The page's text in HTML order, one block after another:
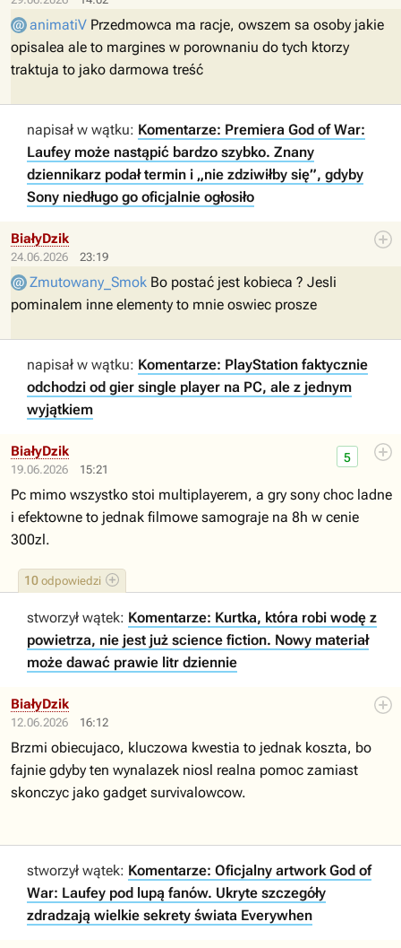
animatiV Przedmowca ma racje, owszem sa osoby jakie
opisalea ale to margines w porownaniu do tych ktorzy
traktuja to jako darmowa treść
napisał w wątku: Komentarze: Premiera God of War:
Laufey może nastąpić bardzo szybko. Znany
dziennikarz podał termin i „nie zdziwiłby się”, gdyby
Sony niedługo go oficjalnie ogłosiło
24.06.2026 23:19
BiałyDzik
Zmutowany_Smok Bo postać jest kobieca ? Jesli
pominalem inne elementy to mnie oswiec prosze
napisał w wątku: Komentarze: PlayStation faktycznie
odchodzi od gier single player na PC, ale z jednym
wyjątkiem
19.06.2026 15:21
5
10 odpowiedzi
BiałyDzik
Pc mimo wszystko stoi multiplayerem, a gry sony choc ladne
i efektowne to jednak filmowe samograje na 8h w cenie
300zl.
stworzył wątek: Komentarze: Kurtka, która robi wodę z
powietrza, nie jest już science fiction. Nowy materiał
może dawać prawie litr dziennie
12.06.2026 16:12
BiałyDzik
Brzmi obiecujaco, kluczowa kwestia to jednak koszta, bo
fajnie gdyby ten wynalazek niosl realna pomoc zamiast
skonczyc jako gadget survivalowcow.
stworzył wątek: Komentarze: Oficjalny artwork God of
War: Laufey pod lupą fanów. Ukryte szczegóły
zdradzają wielkie sekrety świata Everywhen